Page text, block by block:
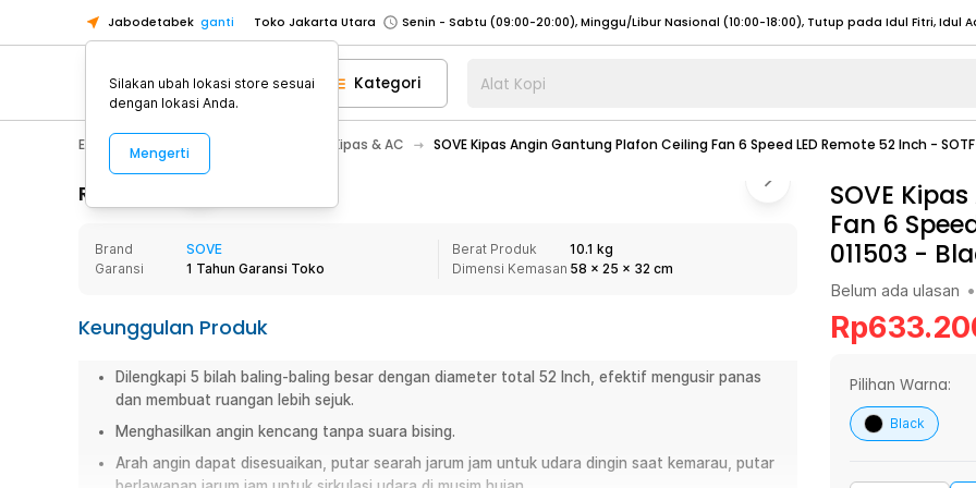
Jabodetabek ganti Toko Jakarta Utara
Toko Tangerang
Toko Cikupa
Pick n Go Jakarta Barat
Senin - Jumat (07:00 - 20:00), Sabtu - Minggu (08:00 - 20:00), Tutup pada Idul Fitri
Pick n Go Bekasi
Senin - Jumat (08:00 - 20:00), Sabtu - Minggu/ Libur Nasional (08:00 - 17:00) Selengkapnya
Senin - Jumat (08:00 - 20:00), Sabtu - Minggu/ Libur Nasional (08:00 - 17:00) Selengkapnya
Senin - Sabtu (09:00-20:00), Minggu/Libur Nasional (12:00-20:00), Tutup pada Idul Fitri
Senin - Sabtu (09:00-20:00), Minggu/Libur Nasional (12:00-20:00), Tutup pada Idul Fitri
Toko Tangerang
Pick n Go Jakarta Barat
Senin - Jumat (07:00 - 20:00), Sabtu - Minggu (08:00 - 20:00), Tutup pada Idul Fitri
Senin - Jumat (08:00 - 20:00), Sabtu - Minggu/ Libur Nasional (08:00 - 17:00) Selengkapnya
Kategori Alat Kopi
Electronic Pendingin Ruangan Kipas & AC SOVE Kipas Angin Gantung Plafon Ceiling Fan 6 Speed LED Remote 52 Inch -
Rincian Produk
Brand
SOVE
Garansi
1 Tahun Garansi Toko
Berat Produk
10.1 kg
Dimensi Kemasan 58 x 25 x 32 cm
Keunggulan Produk
Dilengkapi 5 bilah baling-baling besar dengan diameter total 52 Inch, efektif mengusir panas
dan membuat ruangan lebih sejuk.
Menghasilkan angin kencang tanpa suara bising.
Arah angin dapat disesuaikan, putar searah jarum jam untuk udara dingin saat kemarau, putar
SOVE
Fan 6
011503 -
Belum ada ulasan •
Rp
Pilihan Warna:
Black
Silakan ubah lokasi store sesuai
dengan lokasi Anda.
Mengerti